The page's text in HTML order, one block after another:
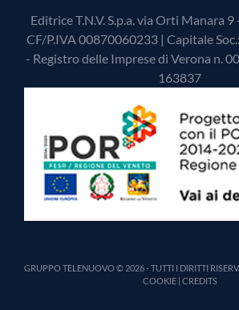
Editrice T.N.V. S.p.a. via Orti Manara
CF/P.IVA 00870060233 | Capitale
- Registro delle Imprese di Verona n.
163837
GRUPPO TELENUOVO © 2026 - TUTTI I DIRITTI
COOKIE| CREDITS